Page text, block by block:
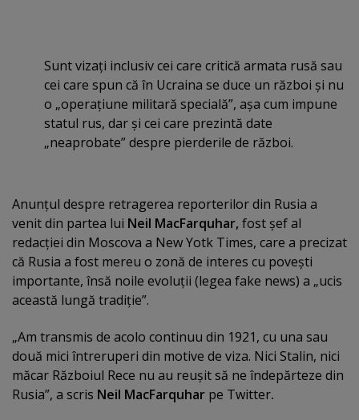
Sunt vizaţi inclusiv cei care critică armata rusă sau
cei care spun că în Ucraina se duce un război şi nu
o „operaţiune militară specială”, aşa cum impune
statul rus, dar şi cei care prezintă date
„neaprobate” despre pierderile de război.
Anunţul despre retragerea reporterilor din Rusia a
venit din partea lui Neil MacFarquhar, fost şef al
redacţiei din Moscova a New Yotk Times, care a precizat
că Rusia a fost mereu o zonă de interes cu poveşti
importante, însă noile evoluţii (legea fake news) a „ucis
această lungă tradiţie”.
„Am transmis de acolo continuu din 1921, cu una sau
două mici întreruperi din motive de viza. Nici Stalin, nici
măcar Războiul Rece nu au reuşit să ne îndepărteze din
Rusia”, a scris Neil MacFarquhar pe Twitter.